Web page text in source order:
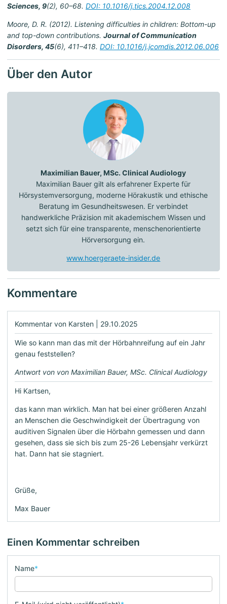
Sciences, 9(2), 60–68. DOI: 10.1016/j.tics.2004.12.008
Moore, D. R. (2012). Listening difficulties in children: Bottom-up
and top-down contributions. Journal of Communication
Disorders, 45(6), 411–418. DOI: 10.1016/j.jcomdis.2012.06.006
Über den Autor
Maximilian Bauer, MSc. Clinical Audiology
Maximilian Bauer gilt als erfahrener Experte für
Hörsystemversorgung, moderne Hörakustik und ethische
Beratung im Gesundheitswesen. Er verbindet
handwerkliche Präzision mit akademischem Wissen und
setzt sich für eine transparente, menschenorientierte
Hörversorgung ein.
www.hoergeraete-insider.de
Kommentare
Kommentar von Karsten | 29.10.2025
Wie so kann man das mit der Hörbahnreifung auf ein Jahr
genau feststellen?
Antwort von von Maximilian Bauer, MSc. Clinical Audiology
Hi Kartsen,
das kann man wirklich. Man hat bei einer größeren Anzahl
an Menschen die Geschwindigkeit der Übertragung von
auditiven Signalen über die Hörbahn gemessen und dann
gesehen, dass sie sich bis zum 25-26 Lebensjahr verkürzt
hat. Dann hat sie stagniert.
Grüße,
Max Bauer
Einen Kommentar schreiben
Name*